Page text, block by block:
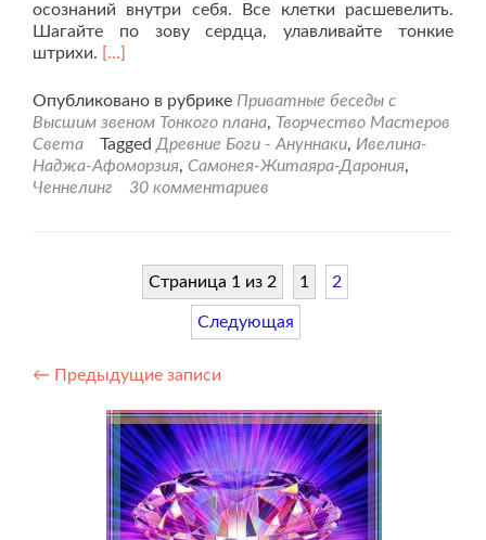
осознаний внутри себя. Все клетки расшевелить.
Шагайте по зову сердца, улавливайте тонкие
штрихи. Читать
проНаши
взаимодействия
с
Древними
Богами
часть
[…]
Опубликовано в рубрике Приватные беседы с
Высшим звеном Тонкого плана, Творчество Мастеров
Света
Tagged Древние Боги - Ануннаки, Ивелина-
Наджа-Афоморзия, Самонея-Житаяра-Дарония,
Ченнелинг
30 комментариев
Страница 1 из 2 1 2
Следующая
Навигация
записям
← Предыдущие записи